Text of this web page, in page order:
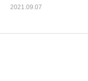
2021.09.07